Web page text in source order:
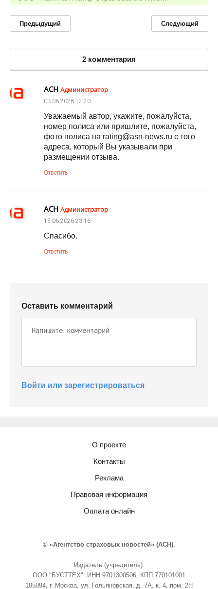
Предыдущий Следующий
2 комментария
АСН Администратор
03.06.2026 12:20
Уважаемый автор, укажите, пожалуйста,
номер полиса или пришлите, пожалуйста,
фото полиса на rating@asn-news.ru с того
адреса, который Вы указывали при
размещении отзыва.
Ответить
АСН Администратор
15.06.2026 23:16
Спасибо.
Ответить
Оставить комментарий
Войти или зарегистрироваться
О проекте
Контакты
Реклама
Правовая информация
Оплата онлайн
© «Агентство страховых новостей» (АСН).
Издатель (учредитель):
ООО "БУСТТЕХ". ИНН 9701300506, КПП 770101001
105094, г. Москва, ул. Гольяновская, д. 7А, к. 4, пом. 2Н